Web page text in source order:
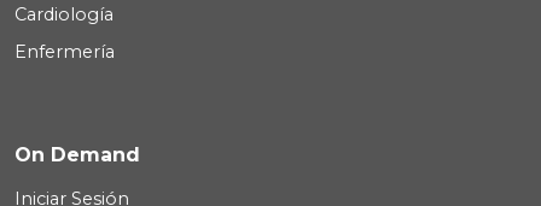
Cardiología
Enfermería
On Demand
Iniciar Sesión